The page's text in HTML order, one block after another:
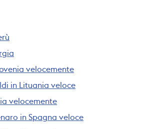
velocemente
in Lituania veloce
velocemente
in Spagna veloce